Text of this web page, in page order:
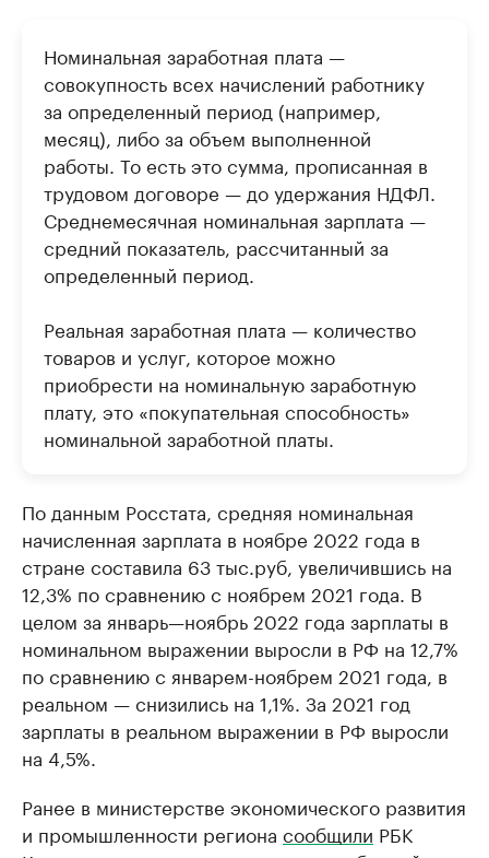
Номинальная заработная плата —
совокупность всех начислений работнику
за определенный период (например,
месяц), либо за объем выполненной
работы. То есть это сумма, прописанная в
трудовом договоре — до удержания НДФЛ.
Среднемесячная номинальная зарплата —
средний показатель, рассчитанный за
определенный период.
Реальная заработная плата — количество
товаров и услуг, которое можно
приобрести на номинальную заработную
плату, это «покупательная способность»
номинальной заработной платы.
По данным Росстата, средняя номинальная
начисленная зарплата в ноябре 2022 года в
стране составила 63 тыс.руб, увеличившись на
12,3% по сравнению с ноябрем 2021 года. В
целом за январь—ноябрь 2022 года зарплаты в
номинальном выражении выросли в РФ на 12,7%
по сравнению с январем-ноябрем 2021 года, в
реальном — снизились на 1,1%. За 2021 год
зарплаты в реальном выражении в РФ выросли
на 4,5%.
Ранее в министерстве экономического развития
и промышленности региона сообщили РБК